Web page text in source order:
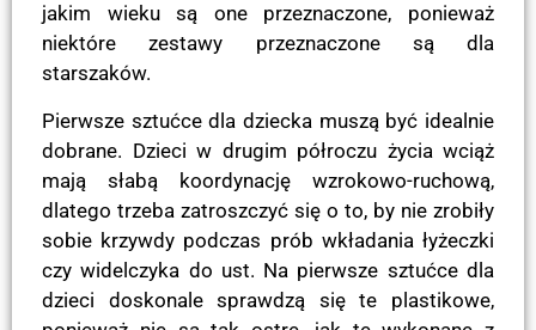
jakim wieku są one przeznaczone, ponieważ
niektóre zestawy przeznaczone są dla
starszaków.
Pierwsze sztućce dla dziecka muszą być idealnie
dobrane. Dzieci w drugim półroczu życia wciąż
mają słabą koordynację wzrokowo-ruchową,
dlatego trzeba zatroszczyć się o to, by nie zrobiły
sobie krzywdy podczas prób wkładania łyżeczki
czy widelczyka do ust. Na pierwsze sztućce dla
dzieci doskonale sprawdzą się te plastikowe,